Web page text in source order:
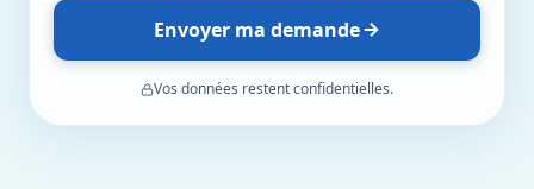
Envoyer ma demande
Vos données restent confidentielles.